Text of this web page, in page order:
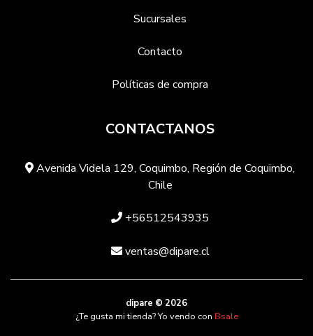
Sucursales
Contacto
Políticas de compra
CONTACTANOS
Avenida Videla 129, Coquimbo, Región de Coquimbo,
Chile
+56512543935
ventas@dipare.cl
dipare © 2026
¿Te gusta mi tienda? Yo vendo con Bsale